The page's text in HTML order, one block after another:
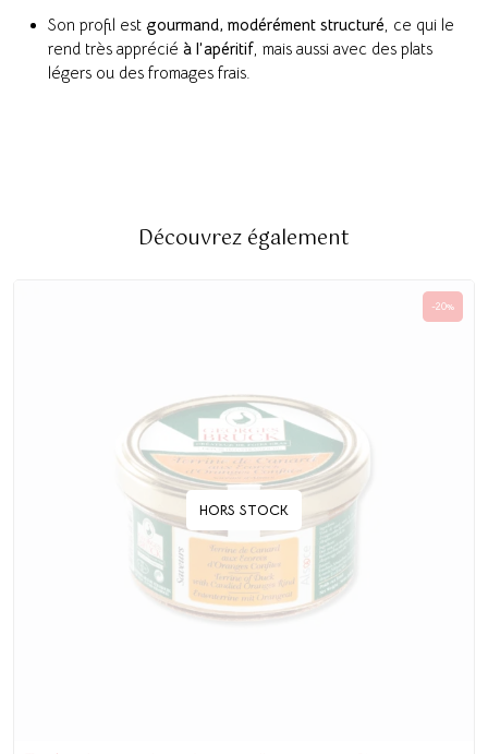
Son profil est gourmand, modérément structuré , ce qui le
rend très apprécié à l’apéritif , mais aussi avec des plats
légers ou des fromages frais.
Découvrez également
-20%
HORS STOCK